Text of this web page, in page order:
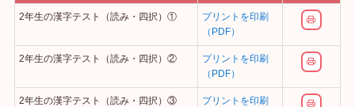
2年生の漢字テスト（読み・四択）①
プリントを印刷
（PDF）
2年生の漢字テスト（読み・四択）②
プリントを印刷
（PDF）
2年生の漢字テスト（読み・四択）③
プリントを印刷